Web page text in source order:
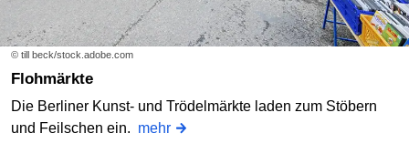
© till beck/stock.adobe.com
Flohmärkte
Die Berliner Kunst- und Trödelmärkte laden zum Stöbern
und Feilschen ein. mehr